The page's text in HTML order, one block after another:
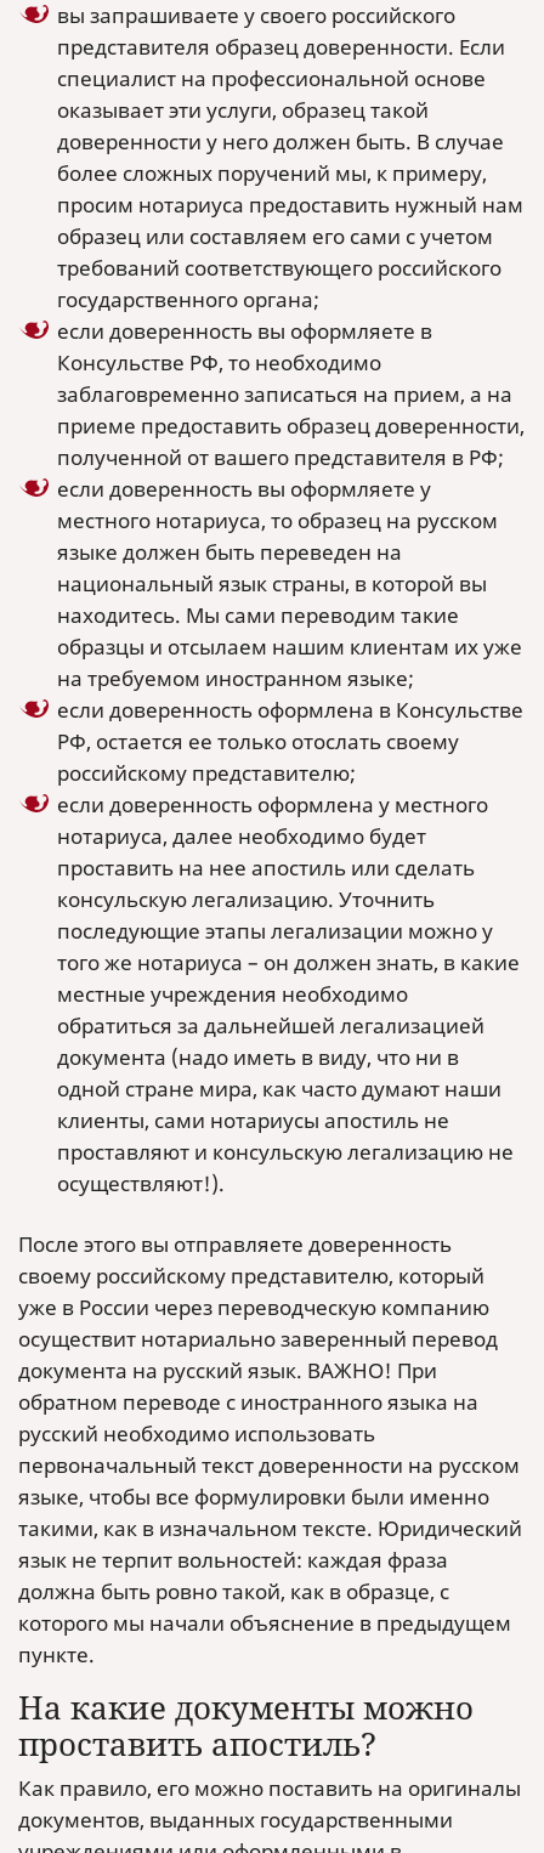
вы запрашиваете у своего российского
представителя образец доверенности. Если
специалист на профессиональной основе
оказывает эти услуги, образец такой
доверенности у него должен быть. В случае
более сложных поручений мы, к примеру,
просим нотариуса предоставить нужный нам
образец или составляем его сами с учетом
требований соответствующего российского
государственного органа;
если доверенность вы оформляете в
Консульстве РФ, то необходимо
заблаговременно записаться на прием, а на
приеме предоставить образец доверенности,
полученной от вашего представителя в РФ;
если доверенность вы оформляете у
местного нотариуса, то образец на русском
языке должен быть переведен на
национальный язык страны, в которой вы
находитесь. Мы сами переводим такие
образцы и отсылаем нашим клиентам их уже
на требуемом иностранном языке;
если доверенность оформлена в Консульстве
РФ, остается ее только отослать своему
российскому представителю;
если доверенность оформлена у местного
нотариуса, далее необходимо будет
проставить на нее апостиль или сделать
консульскую легализацию. Уточнить
последующие этапы легализации можно у
того же нотариуса – он должен знать, в какие
местные учреждения необходимо
обратиться за дальнейшей легализацией
документа (надо иметь в виду, что ни в
одной стране мира, как часто думают наши
клиенты, сами нотариусы апостиль не
проставляют и консульскую легализацию не
осуществляют!).
После этого вы отправляете доверенность
своему российскому представителю, который
уже в России через переводческую компанию
осуществит нотариально заверенный перевод
документа на русский язык. ВАЖНО! При
обратном переводе с иностранного языка на
русский необходимо использовать
первоначальный текст доверенности на русском
языке, чтобы все формулировки были именно
такими, как в изначальном тексте. Юридический
язык не терпит вольностей: каждая фраза
должна быть ровно такой, как в образце, с
которого мы начали объяснение в предыдущем
пункте.
На какие документы можно
проставить апостиль?
Как правило, его можно поставить на оригиналы
документов, выданных государственными